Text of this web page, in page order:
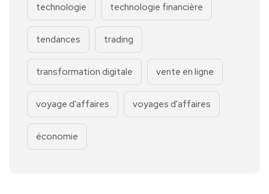
technologie technologie financière
tendances trading
transformation digitale vente en ligne
voyage d'affaires voyages d'affaires
économie